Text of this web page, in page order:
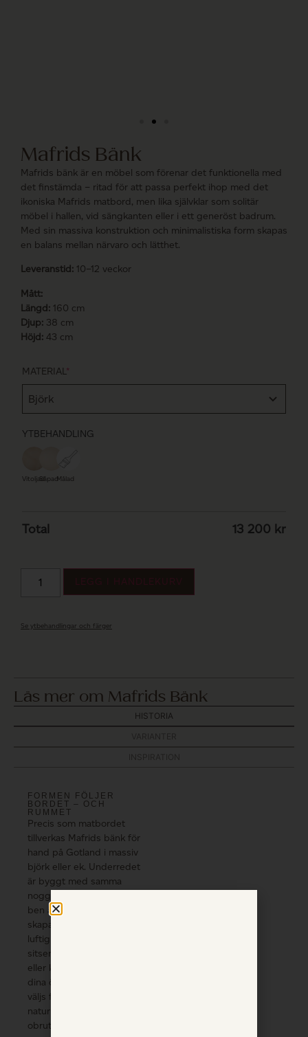
Mafrids Bänk
Mafrids bänk är en möbel som förenar det funktionella med
det finstämda – ritad för att passa perfekt ihop med det
ikoniska Mafrids matbord, men lika självklar som solitär
möbel i hallen, vid sängkanten eller i ett generöst badrum.
Med sin massiva konstruktion och minimalistiska form skapas
en balans mellan närvaro och lätthet.
Leveranstid: 10–12 veckor
Mått:
Längd: 160 cm
Djup: 38 cm
Höjd: 43 cm
MATERIAL*
YTBEHANDLING
VitoljadSåpadMålad
Total 13 200 kr
LEGG I HANDLEKURV
Se ytbehandlingar och färger
Läs mer om Mafrids Bänk
HISTORIA
FORMEN FÖLJER
BORDET – OCH
RUMMET
Precis som matbordet
tillverkas Mafrids bänk för
hand på Gotland i massiv
björk eller ek. Underredet
är byggt med samma
noggrannhet, där varje
ben är lätt utställt för att
skapa stabilitet och
luftighet. Den massiva
sitsen är antingen slät
eller klädd, beroende på
dina önskemål – och virket
väljs för att följa träets
naturliga riktning i en
obruten linje.